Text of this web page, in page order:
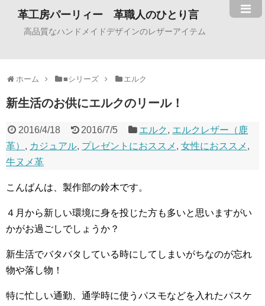
革工房パーリィー 革職人のひとり言
高品質なハンドメイドデザインのレザーアイテム
ホーム ■シリーズ エルク
新生活のお供にエルクのリール！
2016/4/18 2016/7/5 エルク , エルクレザー（鹿
革） , カジュアル, プレゼントにおススメ , 女性におススメ ,
牛ヌメ革
こんばんは、製作部の鈴木です。
４月から新しい環境に身を投じた方も多いと思いますがい
かがお過ごしでしょうか？
新生活でバタバタしている時にしてしまいがちなのが忘れ
物や落し物！
特に忙しい通勤、通学時に使うパスモなどを入れたパスケ